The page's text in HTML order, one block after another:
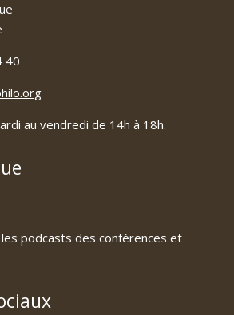
40
au vendredi de 14h à 18h.
podcasts des conférences et